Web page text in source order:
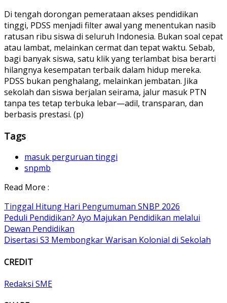
Di tengah dorongan pemerataan akses pendidikan
tinggi, PDSS menjadi filter awal yang menentukan nasib
ratusan ribu siswa di seluruh Indonesia. Bukan soal cepat
atau lambat, melainkan cermat dan tepat waktu. Sebab,
bagi banyak siswa, satu klik yang terlambat bisa berarti
hilangnya kesempatan terbaik dalam hidup mereka.
PDSS bukan penghalang, melainkan jembatan. Jika
sekolah dan siswa berjalan seirama, jalur masuk PTN
tanpa tes tetap terbuka lebar—adil, transparan, dan
berbasis prestasi. (p)
Tags
masuk perguruan tinggi
snpmb
Read More :
Tinggal Hitung Hari Pengumuman SNBP 2026
Peduli Pendidikan? Ayo Majukan Pendidikan melalui
Dewan Pendidikan
Disertasi S3 Membongkar Warisan Kolonial di Sekolah
CREDIT
Redaksi SME